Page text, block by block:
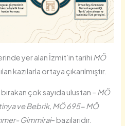
yer alan İzmit’in tarihi MÖ
kazılarla ortaya çıkarılmıştır.
çok sayıda ulustan – MÖ
ve Bebrik, MÖ 695- MÖ
Gimmirai– bazılarıdır.